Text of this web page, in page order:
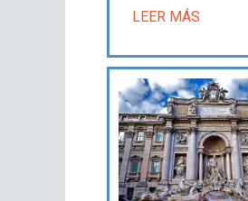
LEER MÁS